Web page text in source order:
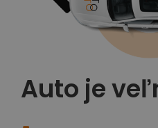
Auto je